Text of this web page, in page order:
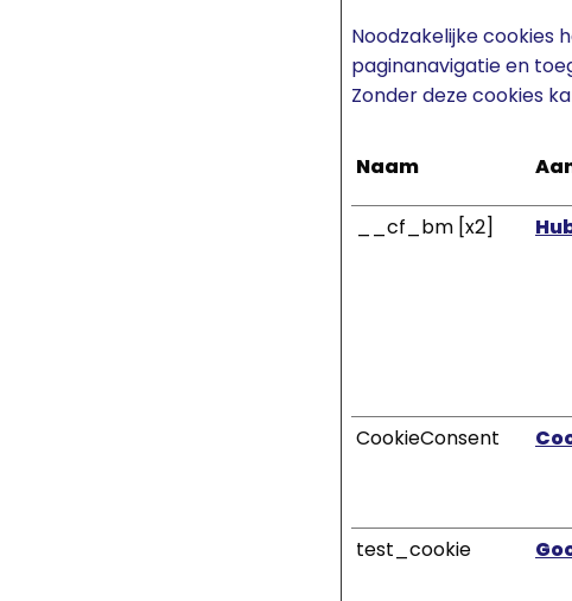
Noodzakelijke cookies
paginanavigatie en
Zonder deze cookies
Naam
__cf_bm [x2]
CookieConsent
test_cookie